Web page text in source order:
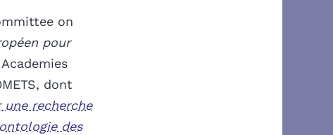
on
pour
dont
une recherche
des